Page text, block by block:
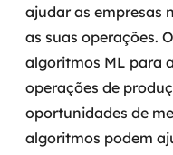
ajudar as empresas
as suas operações.
algoritmos ML para
operações de
oportunidades de
algoritmos podem